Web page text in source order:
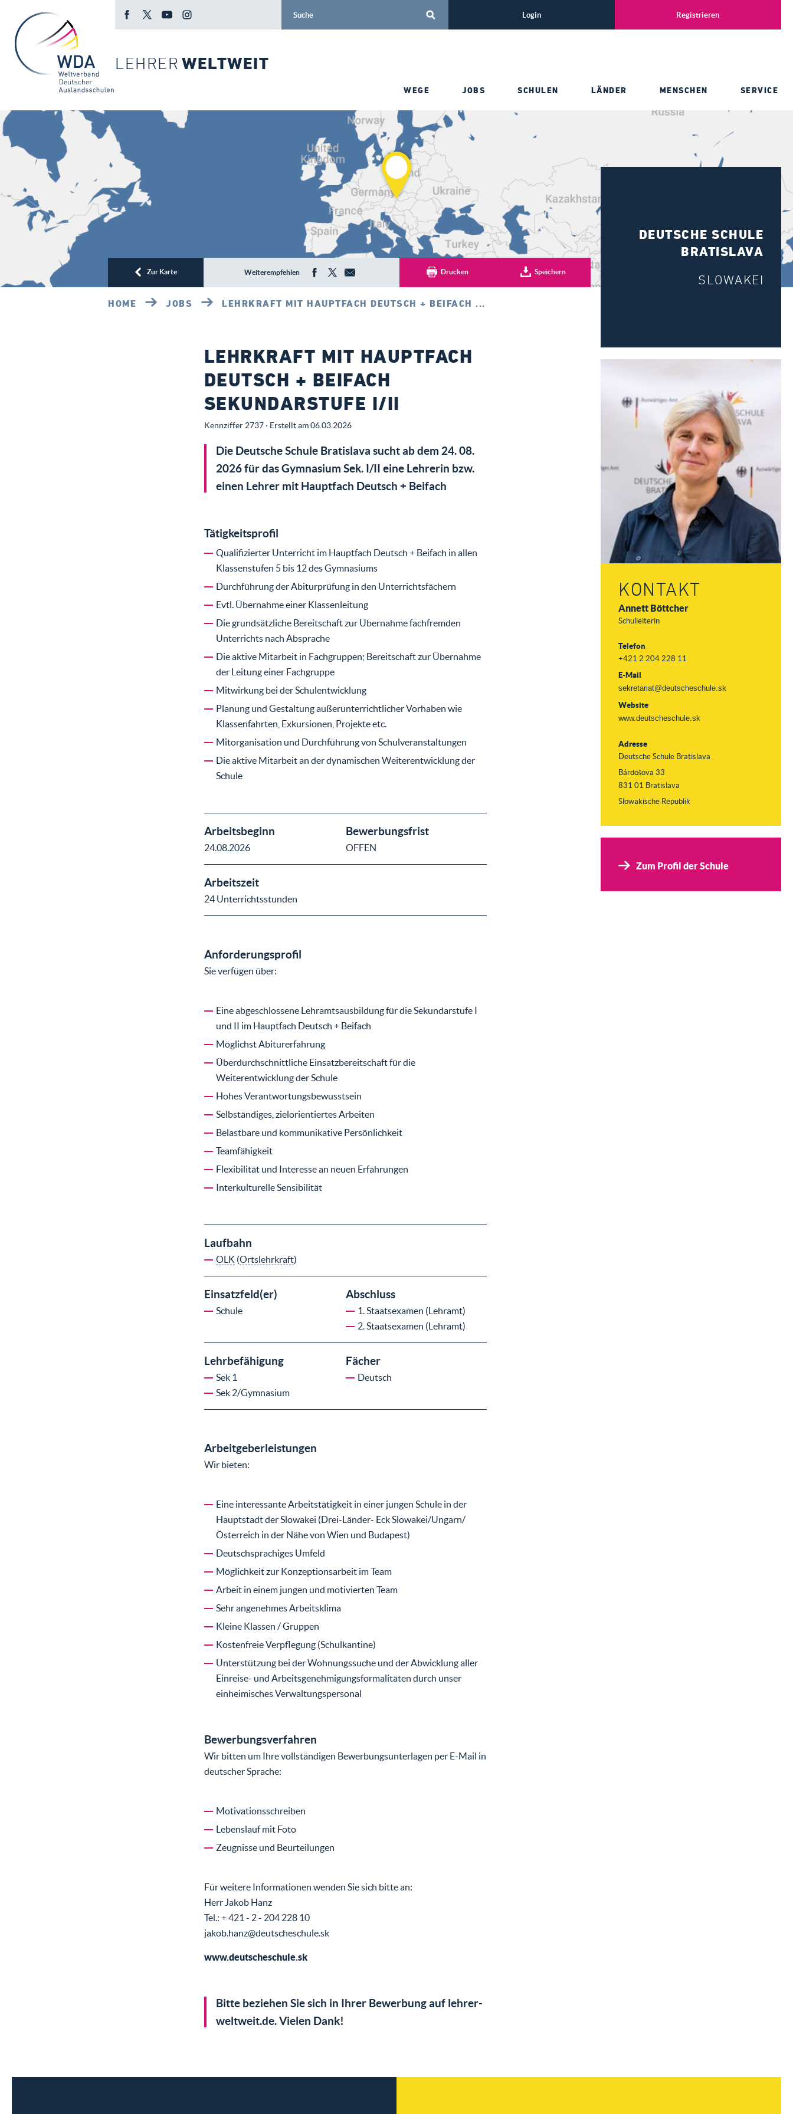
LEHRER WELTWEIT
Login Registrieren
WEGE JOBS SCHULEN LÄNDER MENSCHEN SERVICE
Zur Karte Weiterempfehlen Drucken Speichern
HOME JOBS LEHRKRAFT MIT HAUPTFACH DEUTSCH + BEIFACH ...
DEUTSCHE SCHULE
BRATISLAVA
SLOWAKEI
KONTAKT
Annett Böttcher
Schulleiterin
Telefon
+421 2 204 228 11
E-Mail
sekretariat@deutscheschule.sk
Website
www.deutscheschule.sk
Adresse
Deutsche Schule Bratislava
Bárdošova 33
831 01 Bratislava
Slowakische Republik
Zum Profil der Schule
LEHRKRAFT MIT HAUPTFACH
DEUTSCH + BEIFACH
SEKUNDARSTUFE I/II
Kennziffer 2737 · Erstellt am 06.03.2026
Die Deutsche Schule Bratislava sucht ab dem 24. 08.
2026 für das Gymnasium Sek. I/II eine Lehrerin bzw.
einen Lehrer mit Hauptfach Deutsch + Beifach
Tätigkeitsprofil
Qualifizierter Unterricht im Hauptfach Deutsch + Beifach in allen
Klassenstufen 5 bis 12 des Gymnasiums
Durchführung der Abiturprüfung in den Unterrichtsfächern
Evtl. Übernahme einer Klassenleitung
Die grundsätzliche Bereitschaft zur Übernahme fachfremden
Unterrichts nach Absprache
Die aktive Mitarbeit in Fachgruppen; Bereitschaft zur Übernahme
der Leitung einer Fachgruppe
Mitwirkung bei der Schulentwicklung
Planung und Gestaltung außerunterrichtlicher Vorhaben wie
Klassenfahrten, Exkursionen, Projekte etc.
Mitorganisation und Durchführung von Schulveranstaltungen
Die aktive Mitarbeit an der dynamischen Weiterentwicklung der
Schule
Arbeitsbeginn
24.08.2026
Bewerbungsfrist
OFFEN
Arbeitszeit
24 Unterrichtsstunden
Anforderungsprofil
Sie verfügen über:
Eine abgeschlossene Lehramtsausbildung für die Sekundarstufe I
und II im Hauptfach Deutsch + Beifach
Möglichst Abiturerfahrung
Überdurchschnittliche Einsatzbereitschaft für die
Weiterentwicklung der Schule
Hohes Verantwortungsbewusstsein
Selbständiges, zielorientiertes Arbeiten
Belastbare und kommunikative Persönlichkeit
Teamfähigkeit
Flexibilität und Interesse an neuen Erfahrungen
Interkulturelle Sensibilität
Laufbahn
OLK (Ortslehrkraft)
Einsatzfeld(er)
Schule
Abschluss
1. Staatsexamen (Lehramt)
2. Staatsexamen (Lehramt)
Lehrbefähigung
Sek 1
Sek 2/Gymnasium
Fächer
Deutsch
Arbeitgeberleistungen
Wir bieten:
Eine interessante Arbeitstätigkeit in einer jungen Schule in der
Hauptstadt der Slowakei (Drei-Länder- Eck Slowakei/Ungarn/
Österreich in der Nähe von Wien und Budapest)
Deutschsprachiges Umfeld
Möglichkeit zur Konzeptionsarbeit im Team
Arbeit in einem jungen und motivierten Team
Sehr angenehmes Arbeitsklima
Kleine Klassen / Gruppen
Kostenfreie Verpflegung (Schulkantine)
Unterstützung bei der Wohnungssuche und der Abwicklung aller
Einreise- und Arbeitsgenehmigungsformalitäten durch unser
einheimisches Verwaltungspersonal
Bewerbungsverfahren
Wir bitten um Ihre vollständigen Bewerbungsunterlagen per E-Mail in
deutscher Sprache:
Motivationsschreiben
Lebenslauf mit Foto
Zeugnisse und Beurteilungen
Für weitere Informationen wenden Sie sich bitte an:
Herr Jakob Hanz
Tel.: + 421 - 2 - 204 228 10
jakob.hanz@deutscheschule.sk
www.deutscheschule.sk
Bitte beziehen Sie sich in Ihrer Bewerbung auf lehrer-
weltweit.de. Vielen Dank!